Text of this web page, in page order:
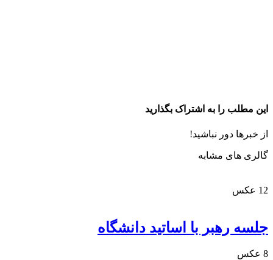
این مطلب را به اشتراک بگذارید
از خبرها دور نباشید!
گالری های مشابه
12 عکس
جلسه رهبر با اساتید دانشگاه
8 عکس